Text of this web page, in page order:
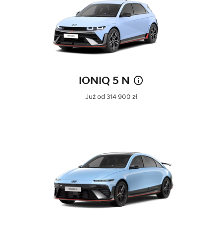
IONIQ 5 N
Już od 314 900 zł